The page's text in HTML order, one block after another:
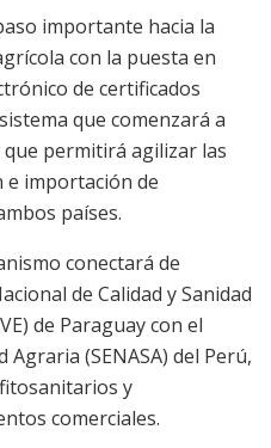
importante hacia la
con la puesta en
de certificados
que comenzará a
permitirá agilizar las
e importación de
países.
conectará de
de Calidad y Sanidad
de Paraguay con el
Agraria (SENASA) del Perú,
y
comerciales.